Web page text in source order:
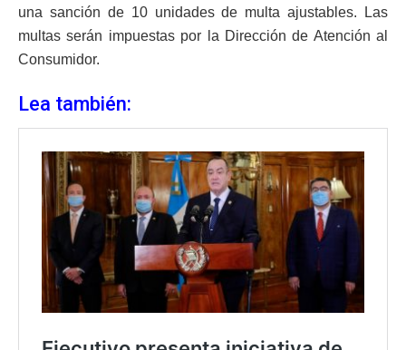
una sanción de 10 unidades de multa ajustables. Las
multas serán impuestas por la Dirección de Atención al
Consumidor.
Lea también: